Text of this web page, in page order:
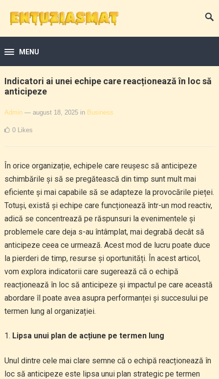
MENU
Indicatori ai unei echipe care reacționează în loc să
anticipeze
Admin — august 18, 2025 in Business
0 Likes
În orice organizație, echipele care reușesc să anticipeze
schimbările și să se pregătească din timp sunt mult mai
eficiente și mai capabile să se adapteze la provocările pieței.
Totuși, există și echipe care funcționează într-un mod reactiv,
adică se concentrează pe răspunsuri la evenimentele și
problemele care deja s-au întâmplat, mai degrabă decât să
anticipeze ceea ce urmează. Acest mod de lucru poate duce
la pierderi de timp, resurse și oportunități. În acest articol,
vom explora indicatorii care sugerează că o echipă
reacționează în loc să anticipeze și impactul pe care această
abordare îl poate avea asupra performanței și succesului pe
termen lung al organizației.
Lipsa unui plan de acțiune pe termen lung
Unul dintre cele mai clare semne că o echipă reacționează în
loc să anticipeze este lipsa unui plan strategic pe termen